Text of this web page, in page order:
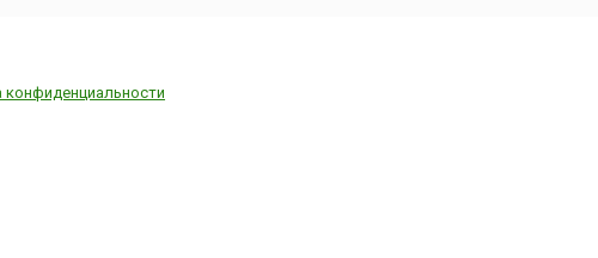
Стамбул
конфиденциальности